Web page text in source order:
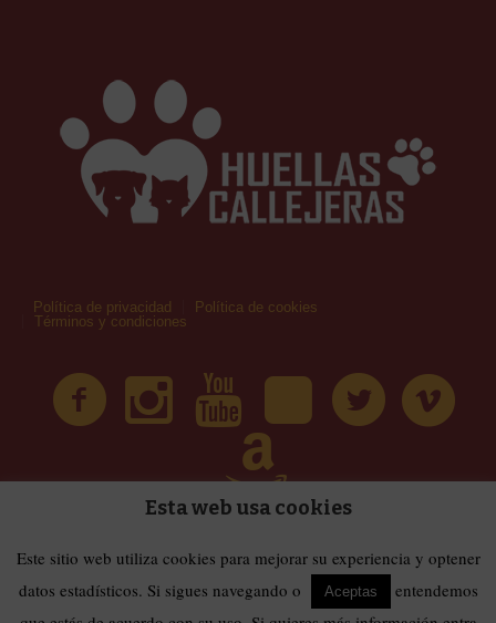
Política de privacidad
Política de cookies
Términos y condiciones
Términos y condiciones
| Huellas Callejeras © 2019 | Todos los derechos
reservados
Esta web usa cookies
Este sitio web utiliza cookies para mejorar su experiencia y optener
datos estadísticos. Si sigues navegando o
Aceptas
entendemos